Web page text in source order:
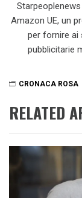
Amazon UE, un
per fornire ai
pubblicitarie
CRONACA ROSA
RELATED